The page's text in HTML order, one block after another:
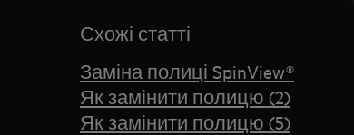
Схожі статті
Заміна полиці SpinView®
Як замінити полицю (2)
Як замінити полицю (5)